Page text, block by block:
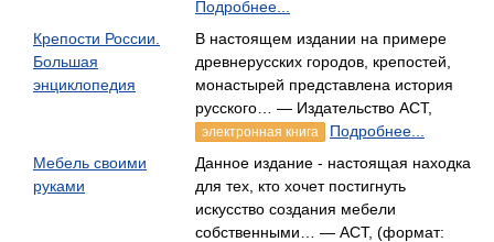
Подробнее...
Крепости России.
Большая
энциклопедия
В настоящем издании на примере
древнерусских городов, крепостей,
монастырей представлена история
русского… — Издательство АСТ,
электронная книга
Подробнее...
Мебель своими
руками
Данное издание - настоящая находка
для тех, кто хочет постигнуть
искусство создания мебели
собственными… — АСТ, (формат: